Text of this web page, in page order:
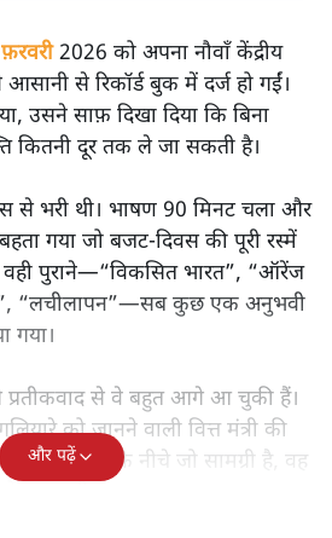
बड़े बदलाव का वादा करता दिखता है,
की आलोचनात्मक समीक्षा पढ़िए।
से रिकॉर्ड बुक में दर्ज हो गईं।
उसने साफ़ दिखा दिया कि बिना
कितनी दूर तक ले जा सकती है।